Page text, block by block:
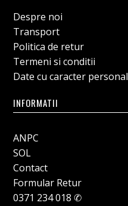
Despre noi
Transport
Politica de retur
Termeni si conditii
Date cu caracter personal
INFORMATII
ANPC
SOL
Contact
Formular Retur
0371 234 018 ✆